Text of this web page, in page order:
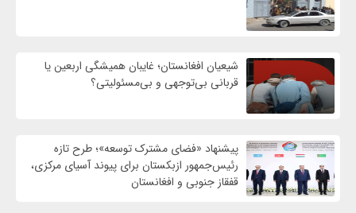
شیعیان افغانستان؛ غایبان همیشگی اربعین یا
قربانی بی‌توجهی و بی‌مسئولیتی؟
پیشنهاد «فضای مشترک توسعه»؛ طرح تازه
رئیس‌جمهور ازبکستان برای پیوند آسیای مرکزی،
قفقاز جنوبی و افغانستان